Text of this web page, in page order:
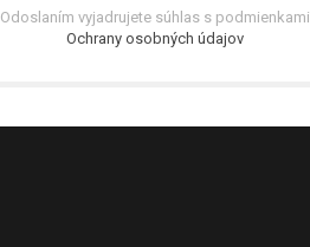
Odoslaním vyjadrujete súhlas s podmienkami
Ochrany osobných údajov